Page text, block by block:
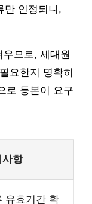
만 인정되니,
므로, 세대원
요한지 명확히
로 등본이 요구
사항
유효기간 확